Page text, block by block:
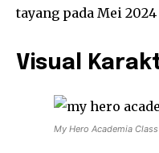
tayang pada Mei
Visual
My Hero Academia